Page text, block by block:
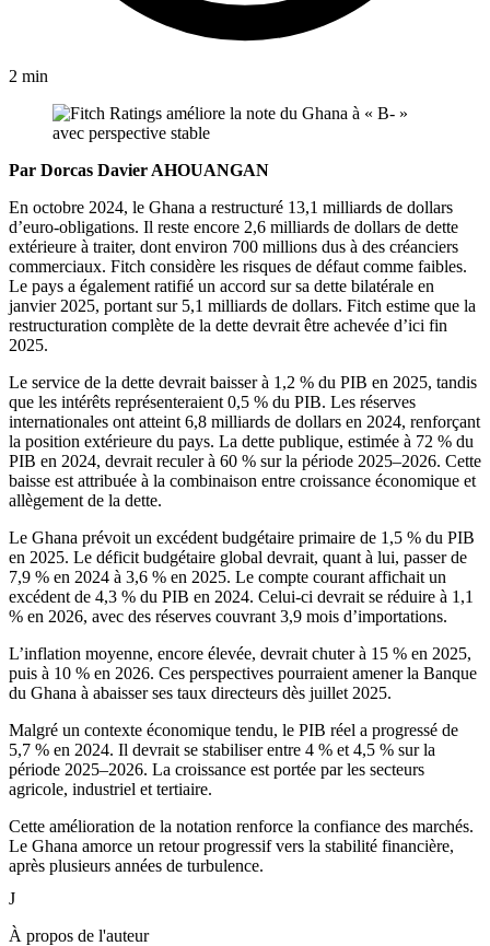
2 min
Par Dorcas Davier AHOUANGAN
En octobre 2024, le Ghana a restructuré 13,1 milliards de dollars
d’euro-obligations. Il reste encore 2,6 milliards de dollars de dette
extérieure à traiter, dont environ 700 millions dus à des créanciers
commerciaux. Fitch considère les risques de défaut comme faibles.
Le pays a également ratifié un accord sur sa dette bilatérale en
janvier 2025, portant sur 5,1 milliards de dollars. Fitch estime que la
restructuration complète de la dette devrait être achevée d’ici fin
2025.
Le service de la dette devrait baisser à 1,2 % du PIB en 2025, tandis
que les intérêts représenteraient 0,5 % du PIB. Les réserves
internationales ont atteint 6,8 milliards de dollars en 2024, renforçant
la position extérieure du pays. La dette publique, estimée à 72 % du
PIB en 2024, devrait reculer à 60 % sur la période 2025–2026. Cette
baisse est attribuée à la combinaison entre croissance économique et
allègement de la dette.
Le Ghana prévoit un excédent budgétaire primaire de 1,5 % du PIB
en 2025. Le déficit budgétaire global devrait, quant à lui, passer de
7,9 % en 2024 à 3,6 % en 2025. Le compte courant affichait un
excédent de 4,3 % du PIB en 2024. Celui-ci devrait se réduire à 1,1
% en 2026, avec des réserves couvrant 3,9 mois d’importations.
L’inflation moyenne, encore élevée, devrait chuter à 15 % en 2025,
puis à 10 % en 2026. Ces perspectives pourraient amener la Banque
du Ghana à abaisser ses taux directeurs dès juillet 2025.
Malgré un contexte économique tendu, le PIB réel a progressé de
5,7 % en 2024. Il devrait se stabiliser entre 4 % et 4,5 % sur la
période 2025–2026. La croissance est portée par les secteurs
agricole, industriel et tertiaire.
Cette amélioration de la notation renforce la confiance des marchés.
Le Ghana amorce un retour progressif vers la stabilité financière,
après plusieurs années de turbulence.
J
À propos de l'auteur